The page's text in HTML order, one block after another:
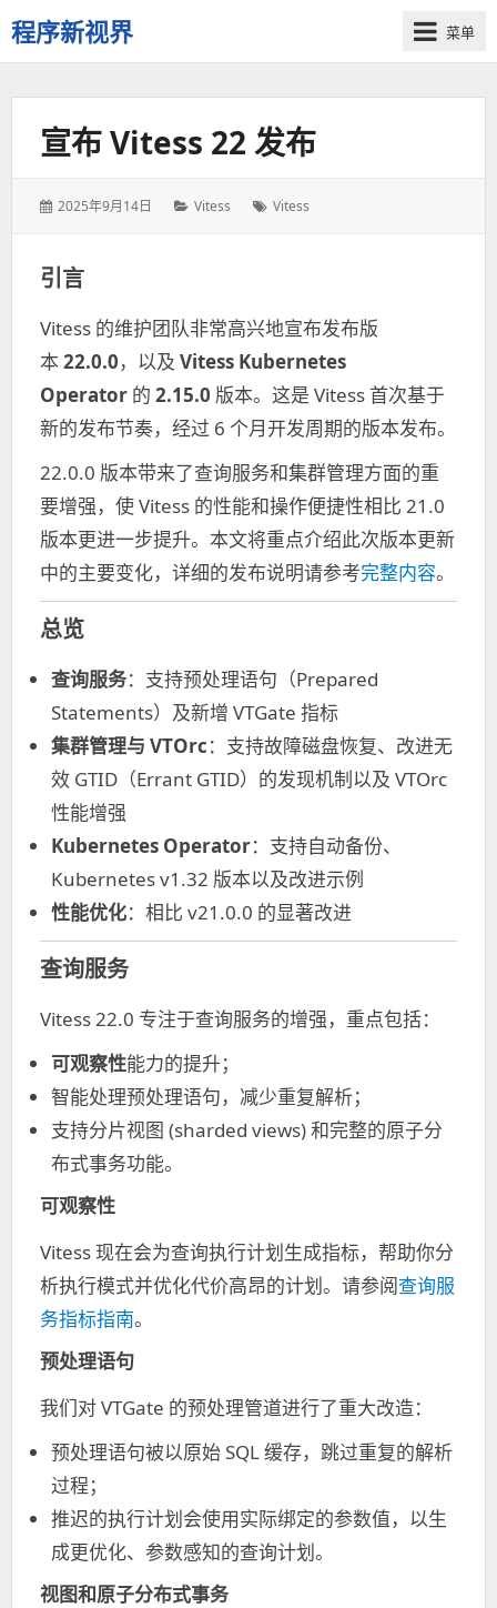
程序新视界
开
启
菜单
宣布 Vitess 22 发布
发
2025年9月14日
分
Vitess
标
Vitess
引言
Vitess 的维护团队非常高兴地宣布发布版
本22.0.0，以及 Vitess Kubernetes
Operator 的 2.15.0 版本。这是 Vitess 首次基于
新的发布节奏，经过 6 个月开发周期的版本发布。
22.0.0 版本带来了查询服务和集群管理方面的重
要增强，使 Vitess 的性能和操作便捷性相比 21.0
版本更进一步提升。本文将重点介绍此次版本更新
中的主要变化，详细的发布说明请参考完整内容。
总览
查询服务：支持预处理语句（Prepared
Statements）及新增 VTGate 指标
集群管理与 VTOrc：支持故障磁盘恢复、改进无
效 GTID（Errant GTID）的发现机制以及 VTOrc
性能增强
Kubernetes Operator：支持自动备份、
Kubernetes v1.32 版本以及改进示例
性能优化：相比 v21.0.0 的显著改进
查询服务
Vitess 22.0 专注于查询服务的增强，重点包括：
可观察性能力的提升；
智能处理预处理语句，减少重复解析；
支持分片视图 (sharded views) 和完整的原子分
布式事务功能。
可观察性
Vitess 现在会为查询执行计划生成指标，帮助你分
析执行模式并优化代价高昂的计划。请参阅查询服
务指标指南。
预处理语句
我们对 VTGate 的预处理管道进行了重大改造：
预处理语句被以原始 SQL 缓存，跳过重复的解析
过程；
推迟的执行计划会使用实际绑定的参数值，以生
成更优化、参数感知的查询计划。
视图和原子分布式事务